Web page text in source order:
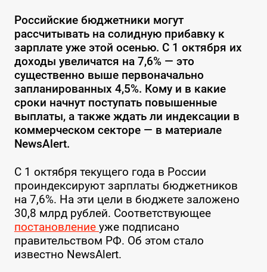
Российские бюджетники могут
рассчитывать на солидную прибавку к
зарплате уже этой осенью. С 1 октября их
доходы увеличатся на 7,6% — это
существенно выше первоначально
запланированных 4,5%. Кому и в какие
сроки начнут поступать повышенные
выплаты, а также ждать ли индексации в
коммерческом секторе — в материале
NewsAlert.
С 1 октября текущего года в России
проиндексируют зарплаты бюджетников
на 7,6%. На эти цели в бюджете заложено
30,8 млрд рублей. Соответствующее
постановление уже подписано
правительством РФ. Об этом стало
известно NewsAlert.